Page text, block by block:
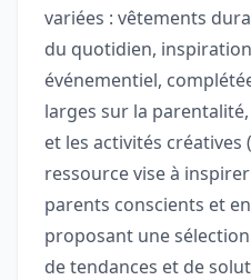
variées : vêtements
du quotidien,
événementiel,
larges sur la
et les activités créatives
ressource vise à
parents conscients et
proposant une
de tendances et de